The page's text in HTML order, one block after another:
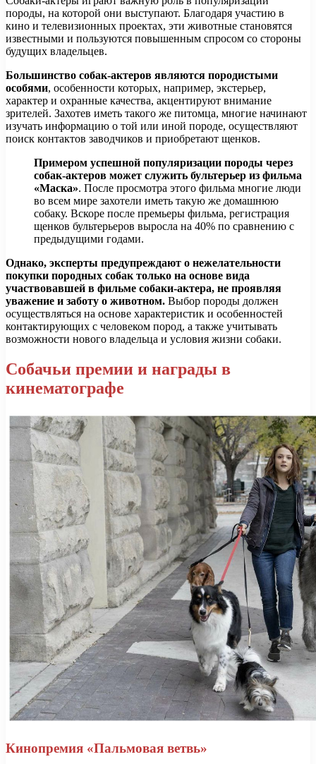
породы, на которой они выступают. Благодаря участию в
кино и телевизионных проектах, эти животные становятся
известными и пользуются повышенным спросом со стороны
будущих владельцев.
Большинство собак-актеров являются породистыми
особями, особенности которых, например, экстерьер,
характер и охранные качества, акцентируют внимание
зрителей. Захотев иметь такого же питомца, многие начинают
изучать информацию о той или иной породе, осуществляют
поиск контактов заводчиков и приобретают щенков.
Примером успешной популяризации породы через
собак-актеров может служить бультерьер из фильма
«Маска». После просмотра этого фильма многие люди
во всем мире захотели иметь такую же домашнюю
собаку. Вскоре после премьеры фильма, регистрация
щенков бультерьеров выросла на 40% по сравнению с
предыдущими годами.
Однако, эксперты предупреждают о нежелательности
покупки породных собак только на основе вида
участвовавшей в фильме собаки-актера, не проявляя
уважение и заботу о животном. Выбор породы должен
осуществляться на основе характеристик и особенностей
контактирующих с человеком пород, а также учитывать
возможности нового владельца и условия жизни собаки.
Собачьи премии и награды в
кинематографе
Кинопремия «Пальмовая ветвь»